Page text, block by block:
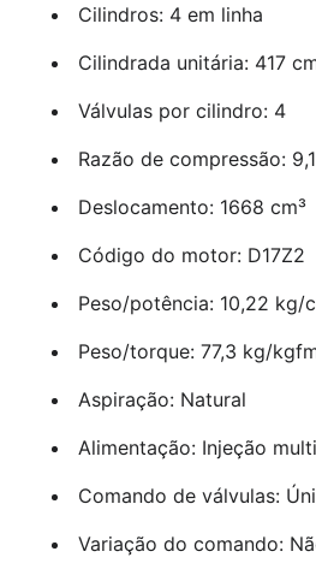
Cilindros: 4 em linha
Cilindrada unitária: 417
Válvulas por cilindro: 4
Razão de compressão:
Deslocamento: 1668 cm³
Código do motor: D17Z2
Peso/potência: 10,22 kg/
Peso/torque: 77,3 kg/
Aspiração: Natural
Alimentação: Injeção
Comando de válvulas:
Variação do comando: